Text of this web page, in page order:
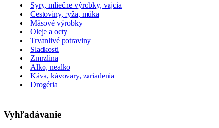
Syry, mliečne výrobky, vajcia
Cestoviny, ryža, múka
Mäsové výrobky
Oleje a octy
Trvanlivé potraviny
Sladkosti
Zmrzlina
Alko, nealko
Káva, kávovary, zariadenia
Drogéria
Vyhľadávanie